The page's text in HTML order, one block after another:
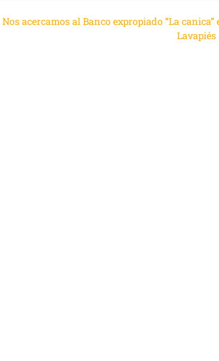
Nos acercamos al Banco expropiado “La canica”
Lavapiés